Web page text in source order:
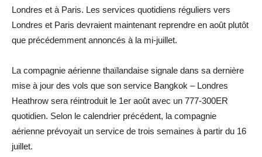
Londres et à Paris. Les services quotidiens réguliers vers
Londres et Paris devraient maintenant reprendre en août plutôt
que précédemment annoncés à la mi-juillet.
La compagnie aérienne thaïlandaise signale dans sa dernière
mise à jour des vols que son service Bangkok – Londres
Heathrow sera réintroduit le 1er août avec un 777-300ER
quotidien. Selon le calendrier précédent, la compagnie
aérienne prévoyait un service de trois semaines à partir du 16
juillet.